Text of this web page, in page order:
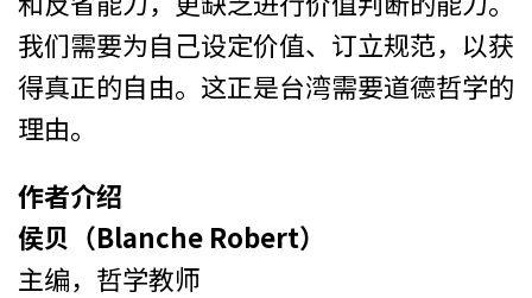
我们需要为自己设定价值、订立规范，以获
得真正的自由。这正是台湾需要道德哲学的
理由。
作者介绍
侯贝（Blanche Robert）
主编，哲学教师